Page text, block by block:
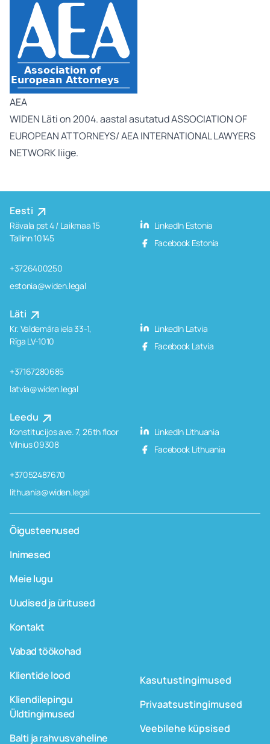
AEA
WIDEN Läti on 2004. aastal asutatud ASSOCIATION OF
EUROPEAN ATTORNEYS/ AEA INTERNATIONAL LAWYERS
NETWORK liige.
Eesti
Rävala pst 4 / Laikmaa 15
Tallinn 10145
+3726400250
estonia@widen.legal
LinkedIn Estonia
Facebook Estonia
Läti
Kr. Valdemāra iela 33-1,
Rīga LV-1010
+37167280685
latvia@widen.legal
LinkedIn Latvia
Facebook Latvia
Leedu
Konstitucijos ave. 7, 26th floor
Vilnius 09308
+37052487670
lithuania@widen.legal
LinkedIn Lithuania
Facebook Lithuania
Õigusteenused
Inimesed
Meie lugu
Uudised ja üritused
Kontakt
Vabad töökohad
Klientide lood
Kliendilepingu
Üldtingimused
Balti ja rahvusvaheline
Kasutustingimused
Privaatsustingimused
Veebilehe küpsised